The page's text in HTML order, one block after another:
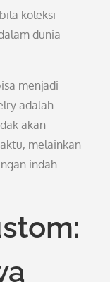
koleksi
dunia
menjadi
adalah
akan
melainkan
indah